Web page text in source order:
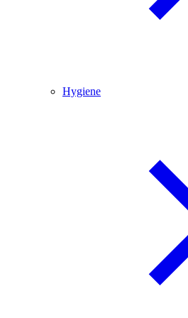
Hygiene